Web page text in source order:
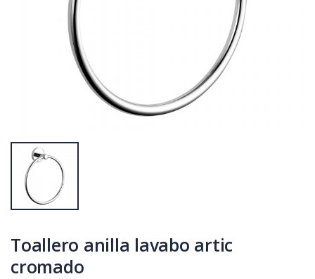
Toallero anilla lavabo artic
cromado
abitual
Barra baño java
rociador redondo
ocio: 47,19€
: 82,06€
: 9,63€
Recambio
mezclador bañera
java-pacific
recioSocio
PrecioH